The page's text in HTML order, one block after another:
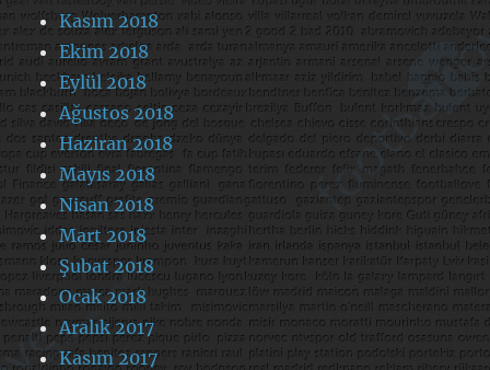
Kasım 2018
Ekim 2018
Eylül 2018
Ağustos 2018
Haziran 2018
Mayıs 2018
Nisan 2018
Mart 2018
Şubat 2018
Ocak 2018
Aralık 2017
Kasım 2017